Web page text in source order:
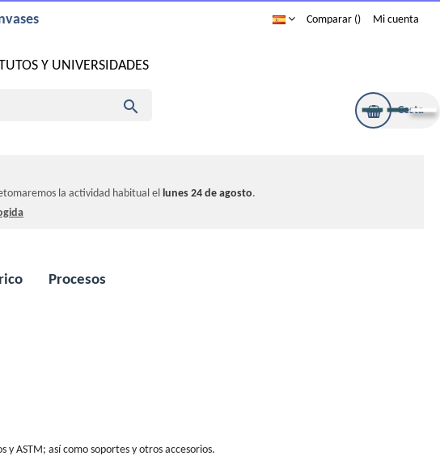
Comparar Mi cuenta
Y UNIVERSIDADES
 Cesta
la actividad habitual el lunes 24 de agosto.
Procesos
ASTM; así como soportes y otros accesorios.